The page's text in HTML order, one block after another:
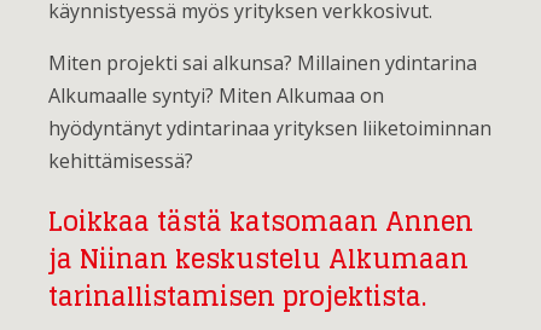
käynnistyessä myös yrityksen verkkosivut.
Miten projekti sai alkunsa? Millainen ydintarina
Alkumaalle syntyi? Miten Alkumaa on
hyödyntänyt ydintarinaa yrityksen liiketoiminnan
kehittämisessä?
Loikkaa tästä katsomaan Annen
ja Niinan keskustelu Alkumaan
tarinallistamisen projektista.